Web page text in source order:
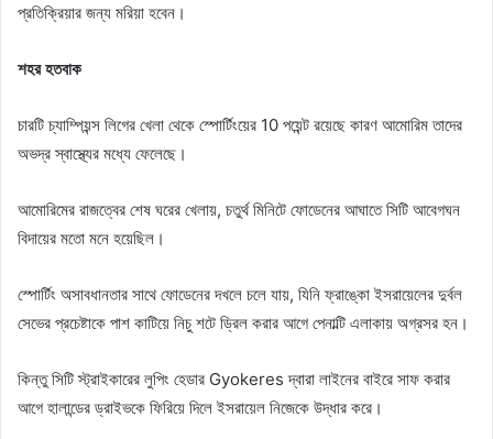
প্রতিক্রিয়ার জন্য মরিয়া হবেন।
শহর হতবাক
চারটি চ্যাম্পিয়ন্স লিগের খেলা থেকে স্পোর্টিংয়ের 10 পয়েন্ট রয়েছে কারণ আমোরিম তাদের
অভদ্র স্বাস্থ্যের মধ্যে ফেলেছে।
আমোরিমের রাজত্বের শেষ ঘরের খেলায়, চতুর্থ মিনিটে ফোডেনের আঘাতে সিটি আবেগঘন
বিদায়ের মতো মনে হয়েছিল।
স্পোর্টিং অসাবধানতার সাথে ফোডেনের দখলে চলে যায়, যিনি ফ্রাঙ্কো ইসরায়েলের দুর্বল
সেভের প্রচেষ্টাকে পাশ কাটিয়ে নিচু শটে ড্রিল করার আগে পেনাল্টি এলাকায় অগ্রসর হন।
কিন্তু সিটি স্ট্রাইকারের লুপিং হেডার Gyokeres দ্বারা লাইনের বাইরে সাফ করার
আগে হালান্ডের ড্রাইভকে ফিরিয়ে দিলে ইসরায়েল নিজেকে উদ্ধার করে।